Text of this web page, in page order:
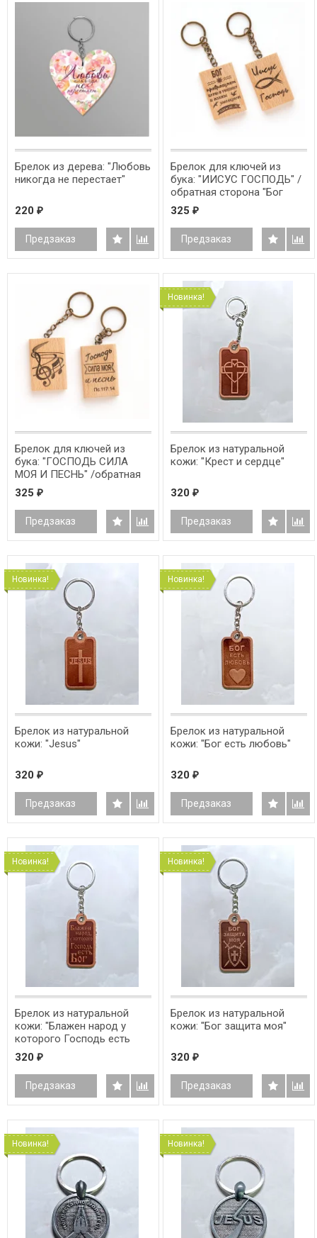
Брелок из дерева: "Любовь
никогда не перестает"
220 ₽
Предзаказ
Брелок для ключей из
бука: "ИИСУС ГОСПОДЬ" /
обратная сторона "Бог
превращает Бурю..."/
325 ₽
Предзаказ
Брелок для ключей из
бука: "ГОСПОДЬ СИЛА
МОЯ И ПЕСНЬ" /обратная
сторона ноты/
325 ₽
Предзаказ
Новинка!
Брелок из натуральной
кожи: "Крест и сердце"
320 ₽
Предзаказ
Новинка!
Брелок из натуральной
кожи: "Jesus"
320 ₽
Предзаказ
Новинка!
Брелок из натуральной
кожи: "Бог есть любовь"
320 ₽
Предзаказ
Новинка!
Брелок из натуральной
кожи: "Блажен народ у
которого Господь есть
Бог"
320 ₽
Предзаказ
Новинка!
Брелок из натуральной
кожи: "Бог защита моя"
320 ₽
Предзаказ
Новинка! Новинка!